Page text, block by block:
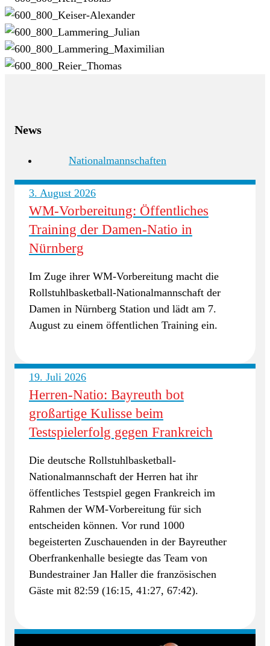
News
Nationalmannschaften
3. August 2026
WM-Vorbereitung: Öffentliches
Training der Damen-Natio in
Nürnberg
Im Zuge ihrer WM-Vorbereitung macht die
Rollstuhlbasketball-Nationalmannschaft der
Damen in Nürnberg Station und lädt am 7.
August zu einem öffentlichen Training ein.
19. Juli 2026
Herren-Natio: Bayreuth bot
großartige Kulisse beim
Testspielerfolg gegen Frankreich
Die deutsche Rollstuhlbasketball-
Nationalmannschaft der Herren hat ihr
öffentliches Testspiel gegen Frankreich im
Rahmen der WM-Vorbereitung für sich
entscheiden können. Vor rund 1000
begeisterten Zuschauenden in der Bayreuther
Oberfrankenhalle besiegte das Team von
Bundestrainer Jan Haller die französischen
Gäste mit 82:59 (16:15, 41:27, 67:42).